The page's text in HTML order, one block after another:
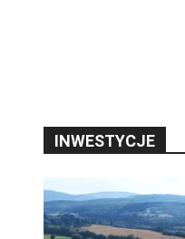
INWESTYCJE